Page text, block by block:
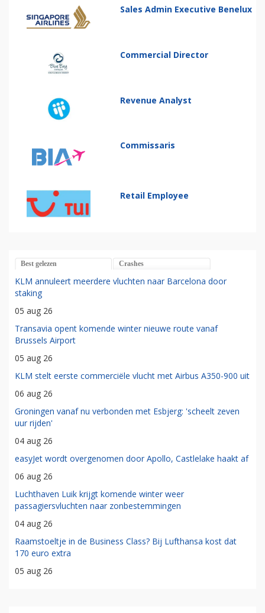
Sales Admin Executive Benelux
Commercial Director
Revenue Analyst
Commissaris
Retail Employee
Best gelezen Crashes
KLM annuleert meerdere vluchten naar Barcelona door
staking
05 aug 26
Transavia opent komende winter nieuwe route vanaf
Brussels Airport
05 aug 26
KLM stelt eerste commerciële vlucht met Airbus A350-900 uit
06 aug 26
Groningen vanaf nu verbonden met Esbjerg: 'scheelt zeven
uur rijden'
04 aug 26
easyJet wordt overgenomen door Apollo, Castlelake haakt af
06 aug 26
Luchthaven Luik krijgt komende winter weer
passagiersvluchten naar zonbestemmingen
04 aug 26
Raamstoeltje in de Business Class? Bij Lufthansa kost dat
170 euro extra
05 aug 26